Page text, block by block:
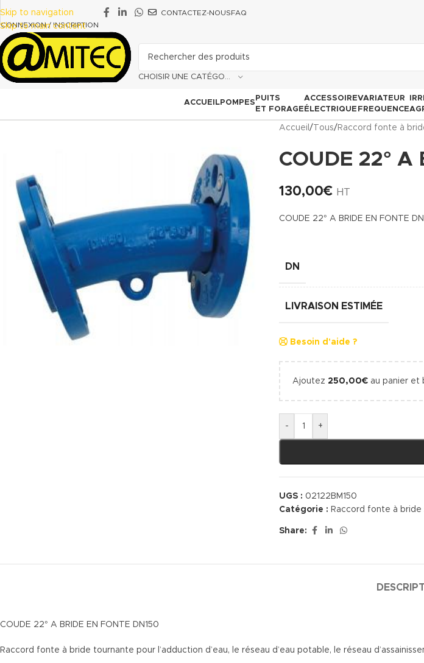
Skip to navigation
Skip to main content
CONNEXION / INSCRIPTION
CONTACTEZ-NOUSFAQ
ACCUEILPOMPES
PUITS
ET FORAGE
ACCESSOIRE
ÉLECTRIQUE
VARIATEUR
FREQUENCE
Accueil / Tous/ Raccord fonte à
COUDE 22° A
130,00€ HT
COUDE 22° A BRIDE EN FONTE
DN
LIVRAISON ESTIMÉE
Besoin d'aide ?
Ajoutez 250,00€ au panier et
- +
UGS : 02122BM150
Catégorie : Raccord fonte à bride
Share:
COUDE 22° A BRIDE EN FONTE DN150
Raccord fonte à bride tournante pour l’adduction d’eau, le réseau d’eau potable, le réseau